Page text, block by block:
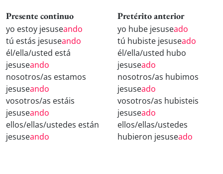
Presente continuo
yo estoy jesuseando
tú estás jesuseando
él/ella/usted está
jesuseando
nosotros/as estamos
jesuseando
vosotros/as estáis
jesuseando
ellos/ellas/ustedes están
jesuseando
Pretérito anterior
yo hube jesuseado
tú hubiste jesuseado
él/ella/usted hubo
jesuseado
nosotros/as hubimos
jesuseado
vosotros/as hubisteis
jesuseado
ellos/ellas/ustedes
hubieron jesuseado